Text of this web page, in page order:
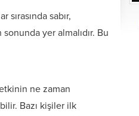
sabır,
yer almalıdır. Bu
ne zaman
Bazı kişiler ilk
Vefkler
Vefk Yazmak İçin
Gerekli Malzemeler